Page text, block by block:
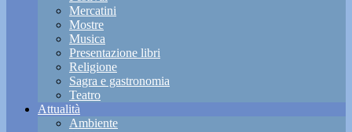
Mercatini
Mostre
Musica
Presentazione libri
Religione
Sagra e gastronomia
Teatro
Attualità
Ambiente